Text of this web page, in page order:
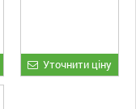
Уточнити ціну